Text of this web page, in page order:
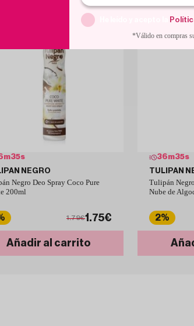
m34s
NEGRO
Negro Deo Spray Coco Pure
200ml
1.79€1.75€
Añadir al carrito
36m34s
TULIPAN
Tulipán
Nube de
2%
*Válido en compras